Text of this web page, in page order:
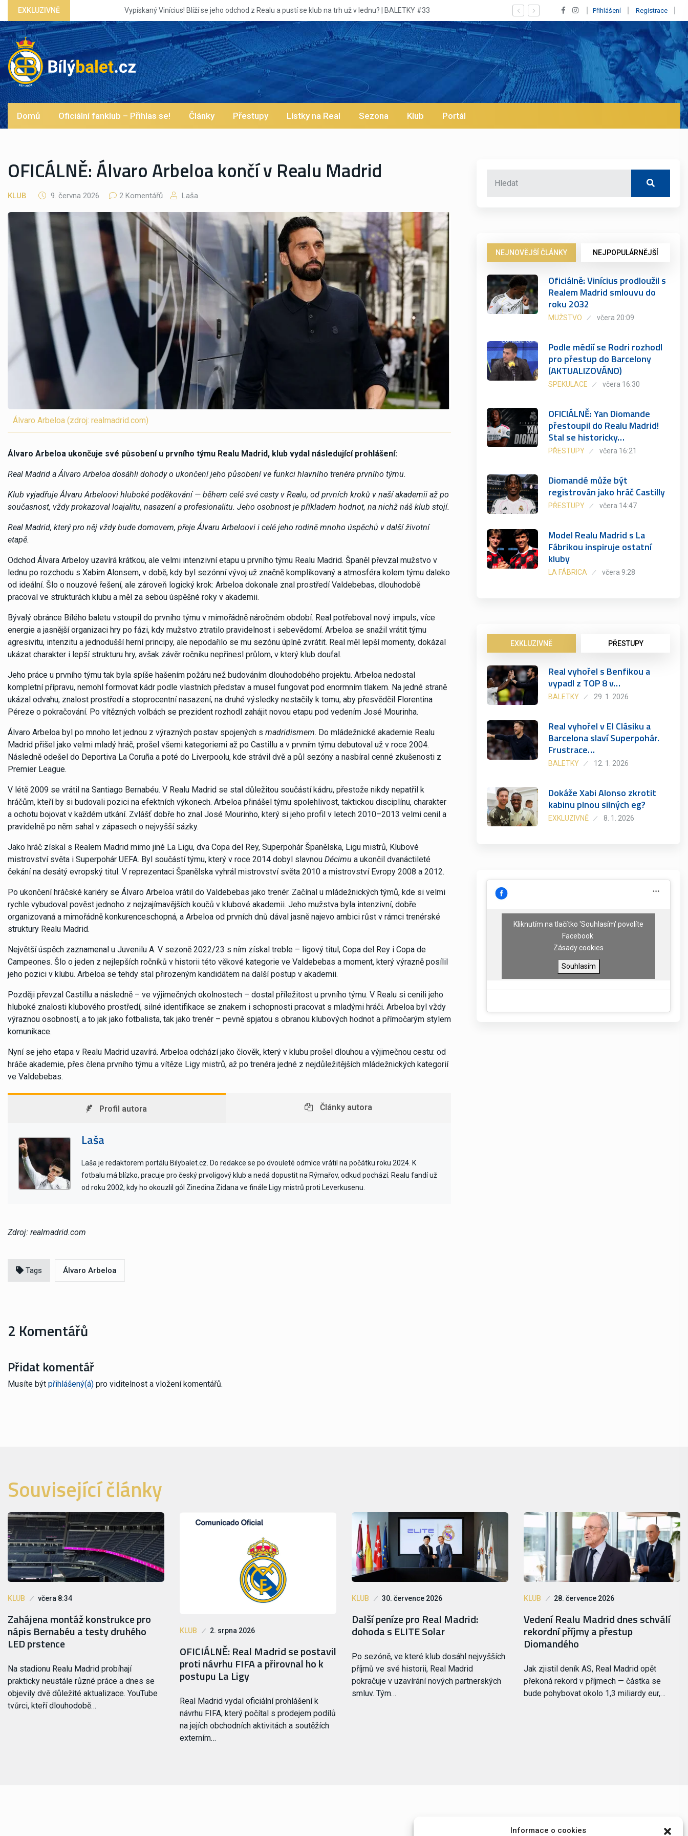
Informace o cookies
EXKLUZIVNĚ Vypískaný Vinícius! Blíží se jeho odchod z Realu a pustí se klub na trh už v lednu? | BALETKY #33 Tlak na Xabiho! Mbappé dal 4 góly a Real
Přihlášení Registrace
Domů Oficiální fanklub – Přihlas se! Články Přestupy Lístky na Real Sezona Klub Portál
OFICÁLNĚ: Álvaro Arbeloa končí v Realu Madrid
KLUB 9. června 2026 2 Komentářů Laša
Álvaro Arbeloa (zdroj: realmadrid.com)
Álvaro Arbeloa ukončuje své působení u prvního týmu Realu Madrid, klub vydal následující prohlášení:
Real Madrid a Álvaro Arbeloa dosáhli dohody o ukončení jeho působení ve funkci hlavního trenéra prvního týmu.
Klub vyjadřuje Álvaru Arbeloovi hluboké poděkování — během celé své cesty v Realu, od prvních kroků v naší akademii až po
současnost, vždy prokazoval loajalitu, nasazení a profesionalitu. Jeho osobnost je příkladem hodnot, na nichž náš klub stojí.
Real Madrid, který pro něj vždy bude domovem, přeje Álvaru Arbeloovi i celé jeho rodině mnoho úspěchů v další životní
etapě.
Odchod Álvara Arbeloy uzavírá krátkou, ale velmi intenzivní etapu u prvního týmu Realu Madrid. Španěl převzal mužstvo v
lednu po rozchodu s Xabim Alonsem, v době, kdy byl sezónní vývoj už značně komplikovaný a atmosféra kolem týmu daleko
od ideální. Šlo o nouzové řešení, ale zároveň logický krok: Arbeloa dokonale znal prostředí Valdebebas, dlouhodobě
pracoval ve strukturách klubu a měl za sebou úspěšné roky v akademii.
Bývalý obránce Bílého baletu vstoupil do prvního týmu v mimořádně náročném období. Real potřeboval nový impuls, více
energie a jasnější organizaci hry po fázi, kdy mužstvo ztratilo pravidelnost i sebevědomí. Arbeloa se snažil vrátit týmu
agresivitu, intenzitu a jednodušší herní principy, ale nepodařilo se mu sezónu úplně zvrátit. Real měl lepší momenty, dokázal
ukázat charakter i lepší strukturu hry, avšak závěr ročníku nepřinesl průlom, v který klub doufal.
Jeho práce u prvního týmu tak byla spíše hašením požáru než budováním dlouhodobého projektu. Arbeloa nedostal
kompletní přípravu, nemohl formovat kádr podle vlastních představ a musel fungovat pod enormním tlakem. Na jedné straně
ukázal odvahu, znalost prostředí a stoprocentní nasazení, na druhé výsledky nestačily k tomu, aby přesvědčil Florentina
Péreze o pokračování. Po vítězných volbách se prezident rozhodl zahájit novou etapu pod vedením José Mourinha.
Álvaro Arbeloa byl po mnoho let jednou z výrazných postav spojených s madridismem. Do mládežnické akademie Realu
Madrid přišel jako velmi mladý hráč, prošel všemi kategoriemi až po Castillu a v prvním týmu debutoval už v roce 2004.
Následně odešel do Deportiva La Coruña a poté do Liverpoolu, kde strávil dvě a půl sezóny a nasbíral cenné zkušenosti z
Premier League.
V létě 2009 se vrátil na Santiago Bernabéu. V Realu Madrid se stal důležitou součástí kádru, přestože nikdy nepatřil k
hráčům, kteří by si budovali pozici na efektních výkonech. Arbeloa přinášel týmu spolehlivost, taktickou disciplínu, charakter
a ochotu bojovat v každém utkání. Zvlášť dobře ho znal José Mourinho, který si jeho profil v letech 2010–2013 velmi cenil a
pravidelně po něm sahal v zápasech o nejvyšší sázky.
Jako hráč získal s Realem Madrid mimo jiné La Ligu, dva Copa del Rey, Superpohár Španělska, Ligu mistrů, Klubové
mistrovství světa i Superpohár UEFA. Byl součástí týmu, který v roce 2014 dobyl slavnou Décimu a ukončil dvanáctileté
čekání na desátý evropský titul. V reprezentaci Španělska vyhrál mistrovství světa 2010 a mistrovství Evropy 2008 a 2012.
Po ukončení hráčské kariéry se Álvaro Arbeloa vrátil do Valdebebas jako trenér. Začínal u mládežnických týmů, kde si velmi
rychle vybudoval pověst jednoho z nejzajímavějších koučů v klubové akademii. Jeho mužstva byla intenzivní, dobře
organizovaná a mimořádně konkurenceschopná, a Arbeloa od prvních dnů dával jasně najevo ambici růst v rámci trenérské
struktury Realu Madrid.
Největší úspěch zaznamenal u Juvenilu A. V sezoně 2022/23 s ním získal treble – ligový titul, Copa del Rey i Copa de
Campeones. Šlo o jeden z nejlepších ročníků v historii této věkové kategorie ve Valdebebas a moment, který výrazně posílil
jeho pozici v klubu. Arbeloa se tehdy stal přirozeným kandidátem na další postup v akademii.
Později převzal Castillu a následně – ve výjimečných okolnostech – dostal příležitost u prvního týmu. V Realu si cenili jeho
hluboké znalosti klubového prostředí, silné identifikace se znakem i schopnosti pracovat s mladými hráči. Arbeloa byl vždy
výraznou osobností, a to jak jako fotbalista, tak jako trenér – pevně spjatou s obranou klubových hodnot a přímočarým stylem
komunikace.
Nyní se jeho etapa v Realu Madrid uzavírá. Arbeloa odchází jako člověk, který v klubu prošel dlouhou a výjimečnou cestu: od
hráče akademie, přes člena prvního týmu a vítěze Ligy mistrů, až po trenéra jedné z nejdůležitějších mládežnických kategorií
ve Valdebebas.
Profil autora Články autora
Laša
Laša je redaktorem portálu Bilybalet.cz. Do redakce se po dvouleté odmlce vrátil na počátku roku 2024. K
fotbalu má blízko, pracuje pro český prvoligový klub a nedá dopustit na Rýmařov, odkud pochází. Realu fandí už
od roku 2002, kdy ho okouzlil gól Zinedina Zidana ve finále Ligy mistrů proti Leverkusenu.
Zdroj: realmadrid.com
Tags Álvaro Arbeloa
2 Komentářů
Přidat komentář
Musíte být přihlášený(á) pro viditelnost a vložení komentářů.
NEJNOVĚJŠÍ ČLÁNKY NEJPOPULÁRNĚJŠÍ
Oficiálně: Vinícius prodloužil s
Realem Madrid smlouvu do
roku 2032
MUŽSTVO včera 20:09
Podle médií se Rodri rozhodl
pro přestup do Barcelony
(AKTUALIZOVÁNO)
SPEKULACE včera 16:30
OFICIÁLNĚ: Yan Diomande
přestoupil do Realu Madrid!
Stal se historicky…
PŘESTUPY včera 16:21
Diomandé může být
registrován jako hráč Castilly
PŘESTUPY včera 14:47
Model Realu Madrid s La
Fábrikou inspiruje ostatní
kluby
LA FÁBRICA včera 9:28
EXKLUZIVNĚ PŘESTUPY
Real vyhořel s Benfikou a
vypadl z TOP 8 v…
BALETKY 29. 1. 2026
Real vyhořel v El Clásiku a
Barcelona slaví Superpohár.
Frustrace…
BALETKY 12. 1. 2026
Dokáže Xabi Alonso zkrotit
kabinu plnou silných eg?
EXKLUZIVNĚ 8. 1. 2026
Kliknutím na tlačítko 'Souhlasím' povolíte
Facebook
Zásady cookies
Souhlasím
Související články
KLUB včera 8:34
Zahájena montáž konstrukce pro
nápis Bernabéu a testy druhého
LED prstence
Na stadionu Realu Madrid probíhají
prakticky neustále různé práce a dnes se
objevily dvě důležité aktualizace. YouTube
tvůrci, kteří dlouhodobě…
KLUB 2. srpna 2026
OFICIÁLNĚ: Real Madrid se postavil
proti návrhu FIFA a přirovnal ho k
postupu La Ligy
Real Madrid vydal oficiální prohlášení k
návrhu FIFA, který počítal s prodejem podílů
na jejích obchodních aktivitách a soutěžích
externím…
KLUB 30. července 2026
Další peníze pro Real Madrid:
dohoda s ELITE Solar
Po sezóně, ve které klub dosáhl nejvyšších
příjmů ve své historii, Real Madrid
pokračuje v uzavírání nových partnerských
smluv. Tým…
KLUB 28. července 2026
Vedení Realu Madrid dnes schválí
rekordní příjmy a přestup
Diomandého
Jak zjistil deník AS, Real Madrid opět
překoná rekord v příjmech — částka se
bude pohybovat okolo 1,3 miliardy eur,…